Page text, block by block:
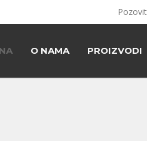
O NAMA PROIZVODI